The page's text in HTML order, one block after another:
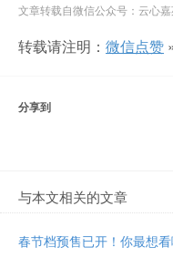
文章转载自微信公众号：云心
转载请注明： 微信点赞
分享到
与本文相关的文章
春节档预售已开！你最想看